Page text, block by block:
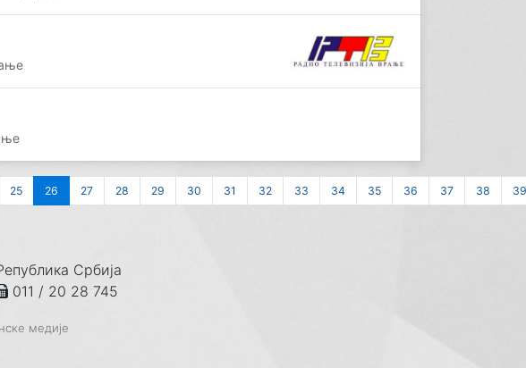
25 26 27 28 29 30 31 32 33 34 35 36 37 38 39
Србија
011 / 20 28 745
медије